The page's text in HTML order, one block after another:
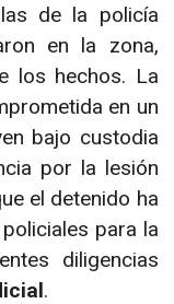
de la policía
en la zona,
los hechos. La
en un
bajo custodia
por la lesión
el detenido ha
para la
diligencias
.